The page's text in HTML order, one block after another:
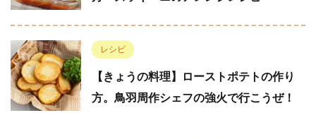
レシピ
【きょうの料理】ローストポテトの作り
方。鳥羽周作シェフの強火で行こうぜ！